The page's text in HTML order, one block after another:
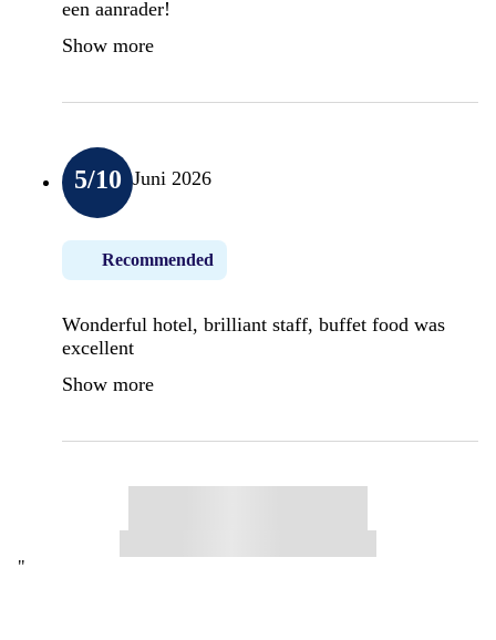
een aanrader!
Show more
5/10 Juni 2026
Recommended
Wonderful hotel, brilliant staff, buffet food was
excellent
Show more
"